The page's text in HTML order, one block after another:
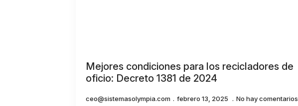
Mejores condiciones para los recicladores de
oficio: Decreto 1381 de 2024
ceo@sistemasolympia.com febrero 13, 2025 No hay comentarios